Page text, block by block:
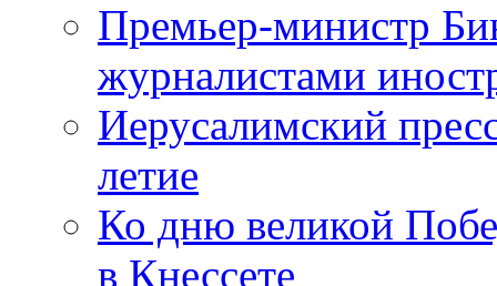
Премьер-министр
журналистами
Иерусалимский
летие
Ко дню великой
в Кнессете